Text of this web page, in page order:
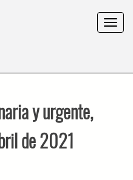
Toggle
y urgente,
de 2021